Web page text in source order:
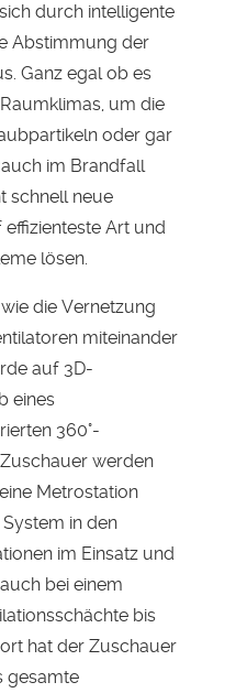
durch intelligente
Abstimmung der
Ganz egal ob es
um die
oder gar
im Brandfall
schnell neue
Art und
lösen.
die Vernetzung
miteinander
auf 3D-
eines
360°-
werden
Metrostation
in den
im Einsatz und
bei einem
bis
hat der Zuschauer
gesamte